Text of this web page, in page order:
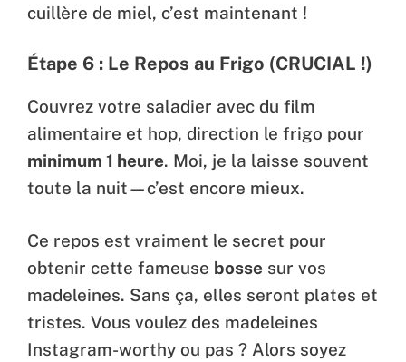
cuillère de miel, c’est maintenant !
Étape 6 : Le Repos au Frigo (CRUCIAL !)
Couvrez votre saladier avec du film
alimentaire et hop, direction le frigo pour
minimum 1 heure. Moi, je la laisse souvent
toute la nuit—c’est encore mieux.
Ce repos est vraiment le secret pour
obtenir cette fameuse bosse sur vos
madeleines. Sans ça, elles seront plates et
tristes. Vous voulez des madeleines
Instagram-worthy ou pas ? Alors soyez